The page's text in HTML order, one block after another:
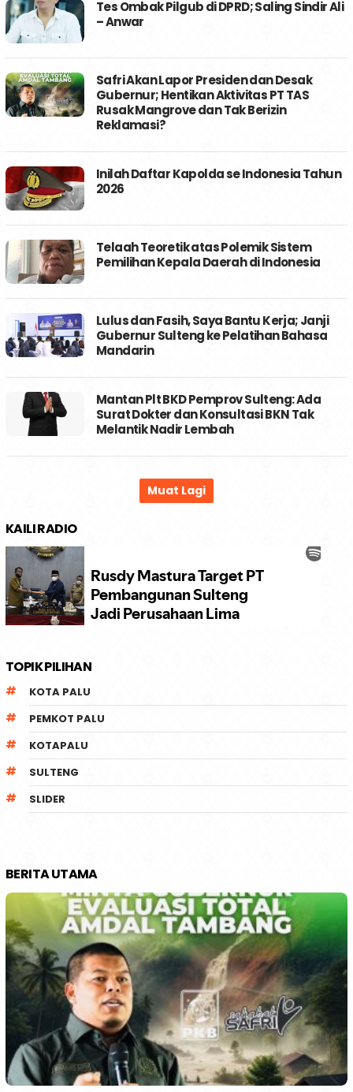
Tes Ombak Pilgub di DPRD; Saling Sindir Ali
– Anwar
Safri Akan Lapor Presiden dan Desak
Gubernur; Hentikan Aktivitas PT TAS
Rusak Mangrove dan Tak Berizin
Reklamasi?
Inilah Daftar Kapolda se Indonesia Tahun
2026
Telaah Teoretik atas Polemik Sistem
Pemilihan Kepala Daerah di Indonesia
Lulus dan Fasih, Saya Bantu Kerja; Janji
Gubernur Sulteng ke Pelatihan Bahasa
Mandarin
Mantan Plt BKD Pemprov Sulteng: Ada
Surat Dokter dan Konsultasi BKN Tak
Melantik Nadir Lembah
KAILI RADIO
TOPIK PILIHAN
KOTA PALU
PEMKOT PALU
KOTAPALU
SULTENG
SLIDER
BERITA UTAMA